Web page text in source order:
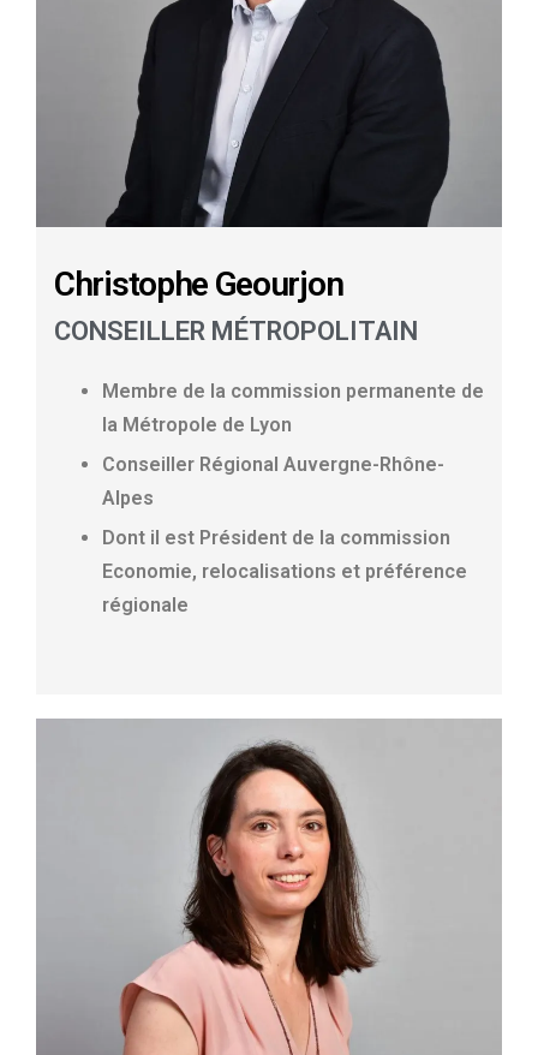
Christophe Geourjon
CONSEILLER MÉTROPOLITAIN
Membre de la commission permanente de
la Métropole de Lyon
Conseiller Régional Auvergne-Rhône-
Alpes
Dont il est Président de la commission
Economie, relocalisations et préférence
régionale​